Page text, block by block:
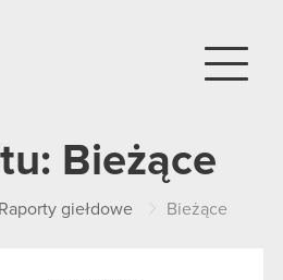
Bieżące
Raporty giełdowe Bieżące